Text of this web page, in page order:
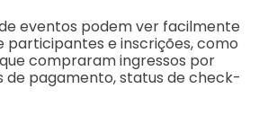
eventos podem ver facilmente
participantes e inscrições, como
compraram ingressos por
de pagamento, status de check-